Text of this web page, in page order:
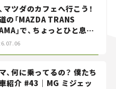
マツダのカフェへ行こう！
の「MAZDA TRANS
」で、ちょっとひと息。
｜CCGとクルマでどうす
、何に乗ってるの？ 僕たち
紹介 #43｜MG ミジェッ